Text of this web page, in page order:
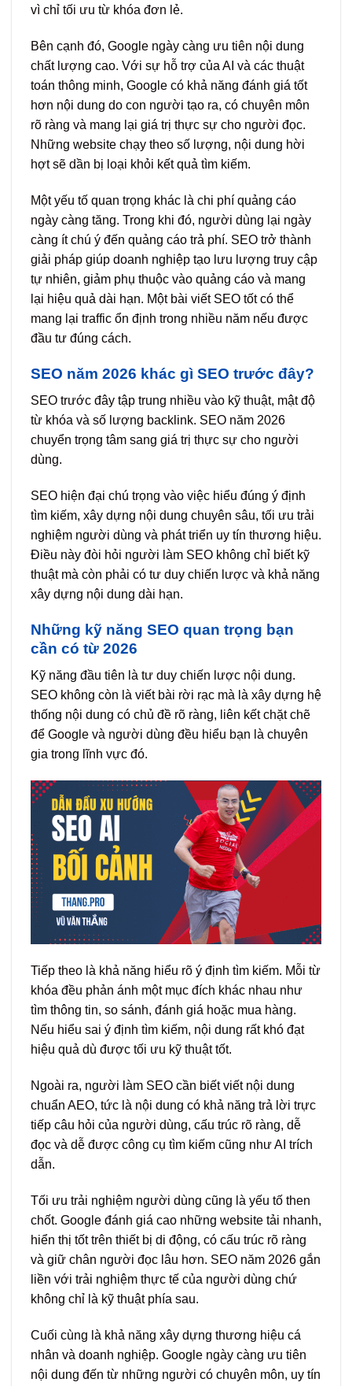
vì chỉ tối ưu từ khóa đơn lẻ.
Bên cạnh đó, Google ngày càng ưu tiên nội dung
chất lượng cao. Với sự hỗ trợ của AI và các thuật
toán thông minh, Google có khả năng đánh giá tốt
hơn nội dung do con người tạo ra, có chuyên môn
rõ ràng và mang lại giá trị thực sự cho người đọc.
Những website chạy theo số lượng, nội dung hời
hợt sẽ dần bị loại khỏi kết quả tìm kiếm.
Một yếu tố quan trọng khác là chi phí quảng cáo
ngày càng tăng. Trong khi đó, người dùng lại ngày
càng ít chú ý đến quảng cáo trả phí. SEO trở thành
giải pháp giúp doanh nghiệp tạo lưu lượng truy cập
tự nhiên, giảm phụ thuộc vào quảng cáo và mang
lại hiệu quả dài hạn. Một bài viết SEO tốt có thể
mang lại traffic ổn định trong nhiều năm nếu được
đầu tư đúng cách.
SEO năm 2026 khác gì SEO trước đây?
SEO trước đây tập trung nhiều vào kỹ thuật, mật độ
từ khóa và số lượng backlink. SEO năm 2026
chuyển trọng tâm sang giá trị thực sự cho người
dùng.
SEO hiện đại chú trọng vào việc hiểu đúng ý định
tìm kiếm, xây dựng nội dung chuyên sâu, tối ưu trải
nghiệm người dùng và phát triển uy tín thương hiệu.
Điều này đòi hỏi người làm SEO không chỉ biết kỹ
thuật mà còn phải có tư duy chiến lược và khả năng
xây dựng nội dung dài hạn.
Những kỹ năng SEO quan trọng bạn
cần có từ 2026
Kỹ năng đầu tiên là tư duy chiến lược nội dung.
SEO không còn là viết bài rời rạc mà là xây dựng hệ
thống nội dung có chủ đề rõ ràng, liên kết chặt chẽ
để Google và người dùng đều hiểu bạn là chuyên
gia trong lĩnh vực đó.
Tiếp theo là khả năng hiểu rõ ý định tìm kiếm. Mỗi từ
khóa đều phản ánh một mục đích khác nhau như
tìm thông tin, so sánh, đánh giá hoặc mua hàng.
Nếu hiểu sai ý định tìm kiếm, nội dung rất khó đạt
hiệu quả dù được tối ưu kỹ thuật tốt.
Ngoài ra, người làm SEO cần biết viết nội dung
chuẩn AEO, tức là nội dung có khả năng trả lời trực
tiếp câu hỏi của người dùng, cấu trúc rõ ràng, dễ
đọc và dễ được công cụ tìm kiếm cũng như AI trích
dẫn.
Tối ưu trải nghiệm người dùng cũng là yếu tố then
chốt. Google đánh giá cao những website tải nhanh,
hiển thị tốt trên thiết bị di động, có cấu trúc rõ ràng
và giữ chân người đọc lâu hơn. SEO năm 2026 gắn
liền với trải nghiệm thực tế của người dùng chứ
không chỉ là kỹ thuật phía sau.
Cuối cùng là khả năng xây dựng thương hiệu cá
nhân và doanh nghiệp. Google ngày càng ưu tiên
nội dung đến từ những người có chuyên môn, uy tín